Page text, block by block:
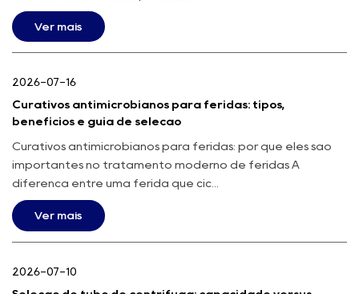
Ver mais
2026-07-16
Curativos antimicrobianos para feridas: tipos,
benefícios e guia de seleção
Curativos antimicrobianos para feridas: por que eles são
importantes no tratamento moderno de feridas A
diferença entre uma ferida que cic...
Ver mais
2026-07-10